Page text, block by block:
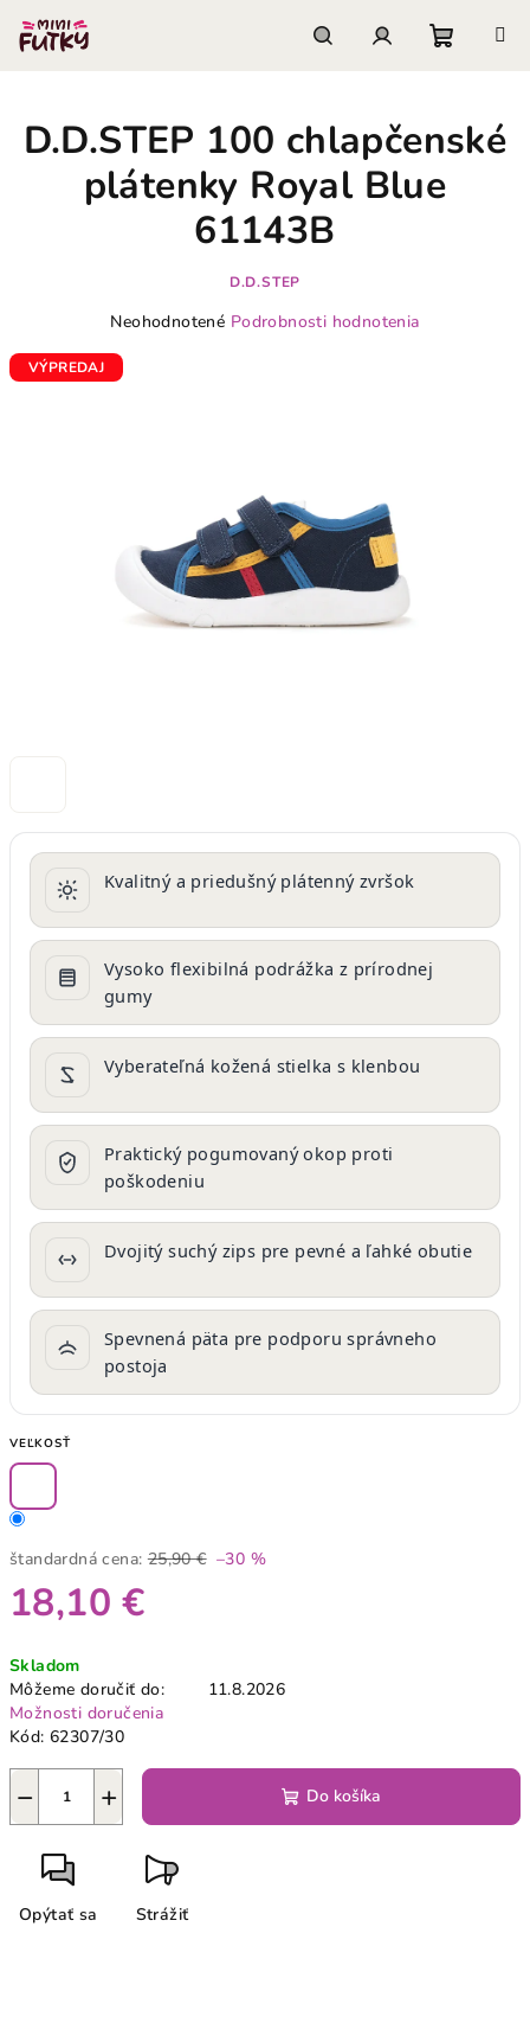
obsah
košík
Kvalitný a priedušný plátenný zvršok
Vysoko flexibilná podrážka z prírodnej
gumy
Vyberateľná kožená stielka s klenbou
Praktický pogumovaný okop proti
poškodeniu
Dvojitý suchý zips pre pevné a ľahké obutie
Spevnená päta pre podporu správneho
postoja
VEĽKOSŤ
štandardná cena: 25,90 € –30 %
18,10 €
cena:
Skladom
Môžeme doručiť do:
11.8.2026
Možnosti doručenia
Kód: 62307/30
+
− Do košíka
Opýtať sa Strážiť
D.D.STEP 100 chlapčenské
plátenky Royal Blue
61143B
D.D.STEP
Priemerné
produktu
Neohodnotené Podrobnosti hodnotenia
VÝPREDAJ